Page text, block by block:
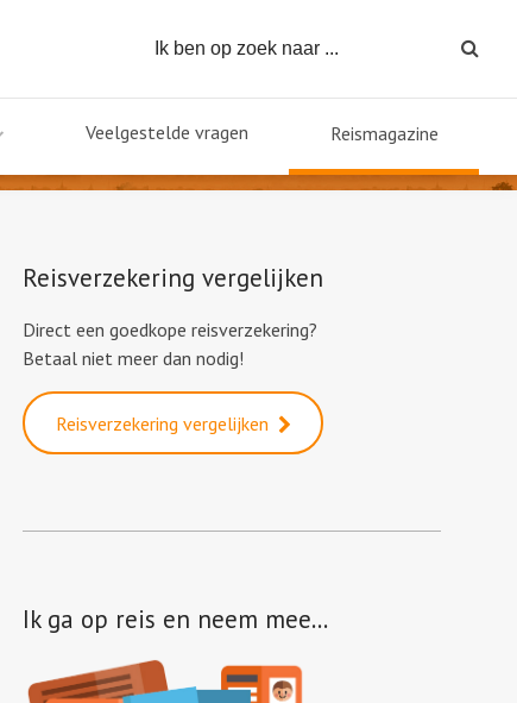
Veelgestelde vragen Reismagazine
Reisverzekering vergelijken
Direct een goedkope reisverzekering?
Betaal niet meer dan nodig!
Reisverzekering vergelijken
Ik ga op reis en neem mee…